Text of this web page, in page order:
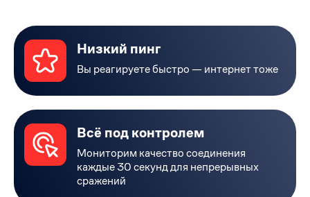
Низкий пинг
Вы реагируете быстро — интернет тоже
Всё под контролем
Мониторим качество соединения
каждые 30 секунд для непрерывных
сражений